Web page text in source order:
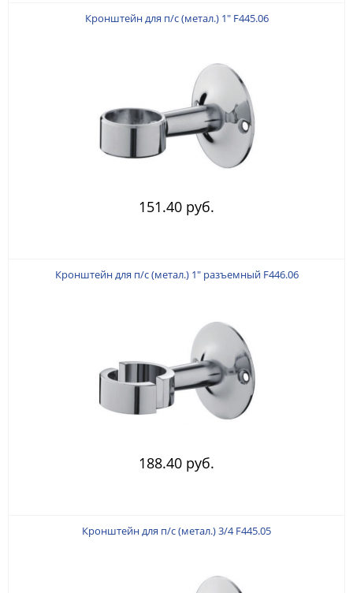
Кронштейн для п/с (метал.) 1" F445.06
151.40 руб.
Кронштейн для п/с (метал.) 1" разъемный F446.06
188.40 руб.
Кронштейн для п/с (метал.) 3/4 F445.05